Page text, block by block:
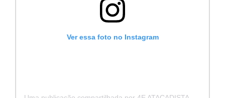
Ver essa foto no Instagram